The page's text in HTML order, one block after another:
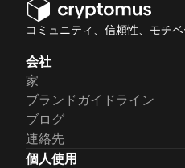
コミュニティ、信頼性、モチベ
会社
家
ブランドガイドライン
ブログ
連絡先
個人使用